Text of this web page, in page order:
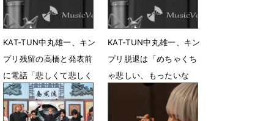
KAT-TUN中丸雄一、キン
プリ残留の高橋と発表前
に電話「悲しくて悲しく
て」
11月6日 11時48分
KAT-TUN中丸雄一、キン
プリ脱退は「めちゃくち
ゃ悲しい、もったいな
11月6日 10時54分